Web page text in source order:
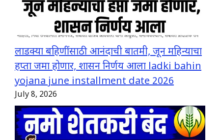
लाडक्या बहिणींसाठी आनंदाची बातमी, जून महिन्याचा
हप्ता जमा होणार, शासन निर्णय आला ladki bahin
yojana june installment date 2026
July 8, 2026